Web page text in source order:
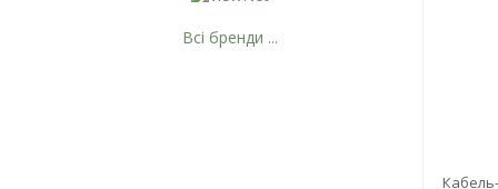
Всі бренди ...